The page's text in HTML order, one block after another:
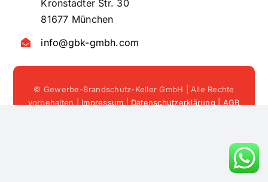
Kronstadter Str. 30
81677 München
info@gbk-gmbh.com
© Gewerbe-Brandschutz-Keller GmbH | Alle Rechte
vorbehalten |Impressum|Datenschutzerklärung | AGB